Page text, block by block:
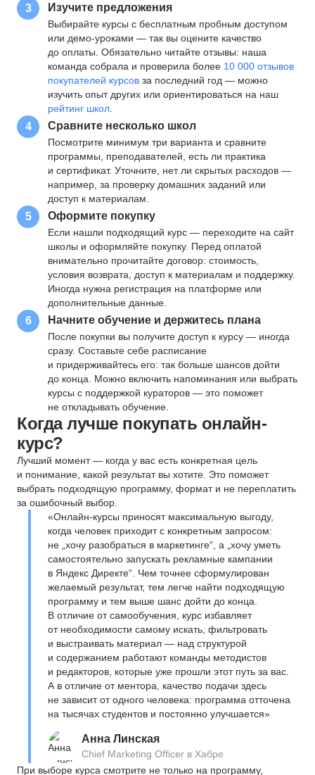
3 Изучите предложения
Выбирайте курсы с бесплатным пробным доступом
или демо-уроками — так вы оцените качество
до оплаты. Обязательно читайте отзывы: наша
команда собрала и проверила более 10 000 отзывов
покупателей курсов за последний год — можно
изучить опыт других или ориентироваться на наш
рейтинг школ
4 Сравните несколько школ
Посмотрите минимум три варианта и сравните
программы, преподавателей, есть ли практика
и сертификат. Уточните, нет ли скрытых расходов —
например, за проверку домашних заданий или
доступ к материалам.
5 Оформите покупку
Если нашли подходящий курс — переходите на сайт
школы и оформляйте покупку. Перед оплатой
внимательно прочитайте договор: стоимость,
условия возврата, доступ к материалам и поддержку.
Иногда нужна регистрация на платформе или
дополнительные данные.
6 Начните обучение и держитесь плана
После покупки вы получите доступ к курсу — иногда
сразу. Составьте себе расписание
и придерживайтесь его: так больше шансов дойти
до конца. Можно включить напоминания или выбрать
курсы с поддержкой кураторов — это поможет
не откладывать обучение.
Когда лучше покупать онлайн-
курс?
Лучший момент — когда у вас есть конкретная цель
и понимание, какой результат вы хотите. Это поможет
выбрать подходящую программу, формат и не переплатить
за ошибочный выбор.
«Онлайн-курсы приносят максимальную выгоду,
когда человек приходит с конкретным запросом:
не „хочу разобраться в маркетинге“, а „хочу уметь
самостоятельно запускать рекламные кампании
в Яндекс Директе“. Чем точнее сформулирован
желаемый результат, тем легче найти подходящую
программу и тем выше шанс дойти до конца.
В отличие от самообучения, курс избавляет
от необходимости самому искать, фильтровать
и выстраивать материал — над структурой
и содержанием работают команды методистов
и редакторов, которые уже прошли этот путь за вас.
А в отличие от ментора, качество подачи здесь
не зависит от одного человека: программа отточена
на тысячах студентов и постоянно улучшается»
Анна Линская
Chief Marketing Officer в Хабре
При выборе курса смотрите не только на программу,